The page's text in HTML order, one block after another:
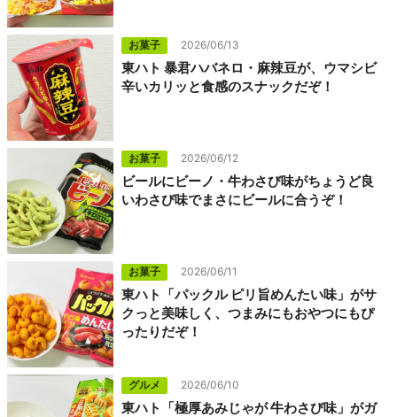
お菓子 2026/06/13
東ハト 暴君ハバネロ・麻辣豆が、ウマシビ
辛いカリッと食感のスナックだぞ！
お菓子 2026/06/12
ビールにビーノ・牛わさび味がちょうど良
いわさび味でまさにビールに合うぞ！
お菓子 2026/06/11
東ハト「パックル ピリ旨めんたい味」がサ
クっと美味しく、つまみにもおやつにもぴ
ったりだぞ！
グルメ 2026/06/10
東ハト「極厚あみじゃが 牛わさび味」がガ